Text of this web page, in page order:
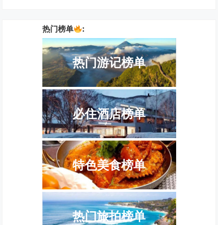
热门榜单 :
热门游记榜单
必住酒店榜单
特色美食榜单
热门旅拍榜单